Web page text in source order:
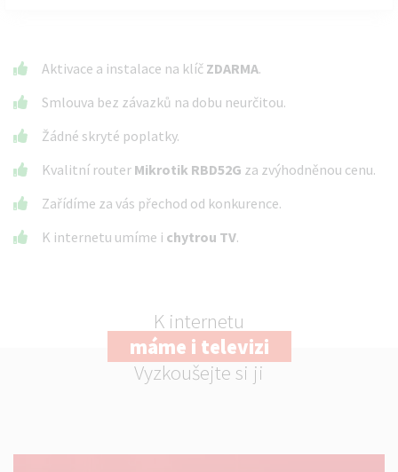
Aktivace a instalace na klíč ZDARMA.
Smlouva bez závazků na dobu neurčitou.
Žádné skryté poplatky.
Kvalitní router Mikrotik RBD52G za zvýhodněnou cenu.
Zařídíme za vás přechod od konkurence.
K internetu umíme i chytrou TV.
K internetu
máme i televizi
Vyzkoušejte si ji